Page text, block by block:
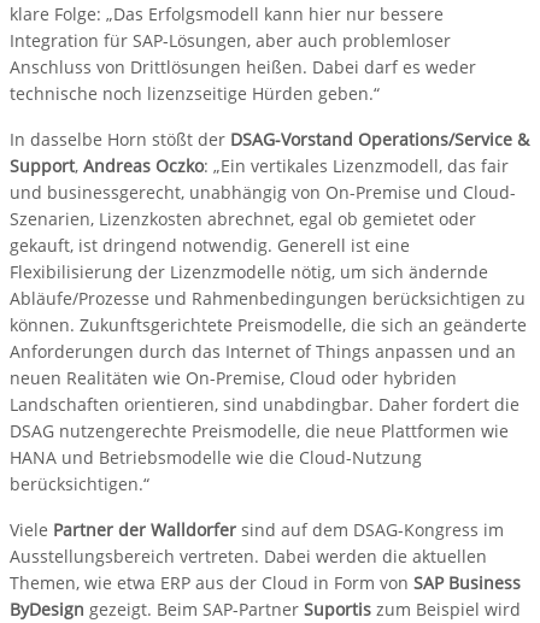
klare Folge: „Das Erfolgsmodell kann hier nur bessere
Integration für SAP-Lösungen, aber auch problemloser
Anschluss von Drittlösungen heißen. Dabei darf es weder
technische noch lizenzseitige Hürden geben.“
In dasselbe Horn stößt der DSAG-Vorstand Operations/Service &
Support, Andreas Oczko: „Ein vertikales Lizenzmodell, das fair
und businessgerecht, unabhängig von On-Premise und Cloud-
Szenarien, Lizenzkosten abrechnet, egal ob gemietet oder
gekauft, ist dringend notwendig. Generell ist eine
Flexibilisierung der Lizenzmodelle nötig, um sich ändernde
Abläufe/Prozesse und Rahmenbedingungen berücksichtigen zu
können. Zukunftsgerichtete Preismodelle, die sich an geänderte
Anforderungen durch das Internet of Things anpassen und an
neuen Realitäten wie On-Premise, Cloud oder hybriden
Landschaften orientieren, sind unabdingbar. Daher fordert die
DSAG nutzengerechte Preismodelle, die neue Plattformen wie
HANA und Betriebsmodelle wie die Cloud-Nutzung
berücksichtigen.“
Viele Partner der Walldorfer sind auf dem DSAG-Kongress im
Ausstellungsbereich vertreten. Dabei werden die aktuellen
Themen, wie etwa ERP aus der Cloud in Form von SAP Business
ByDesign gezeigt. Beim SAP-Partner Suportis zum Beispiel wird